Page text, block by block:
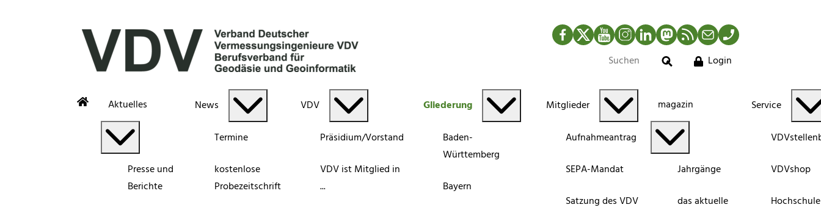
Facebook
TwitterYouTubeInstagram
LinkedInMastodonRSS-Newsfeed
MailTelefon
Suche
Login
Aktuelles
Presse und
Berichte
News
Termine
kostenlose
Probezeitschrift
VDV
Präsidium/Vorstand
VDV ist Mitglied in
...
Gliederung
Baden-
Württemberg
Bayern
Mitglieder
Aufnahmeantrag
SEPA-Mandat
Satzung des VDV
magazin
Jahrgänge
das aktuelle
Service
VDVshop